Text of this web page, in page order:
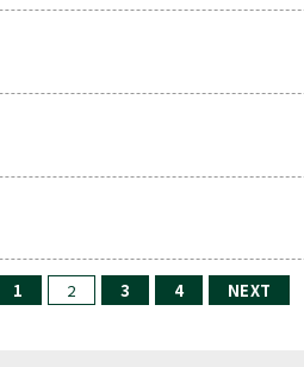
1 2 3 4 NEXT